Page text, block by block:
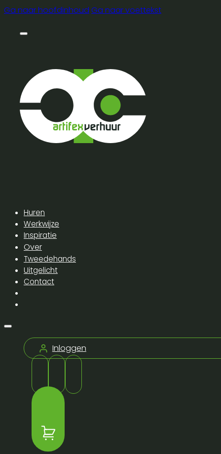
Ga naar hoofdinhoud Ga naar voettekst
Huren
Werkwijze
Inspiratie
Over
Tweedehands
Uitgelicht
Contact
Inloggen